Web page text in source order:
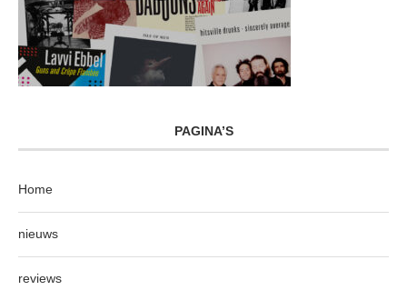
PAGINA’S
Home
nieuws
reviews